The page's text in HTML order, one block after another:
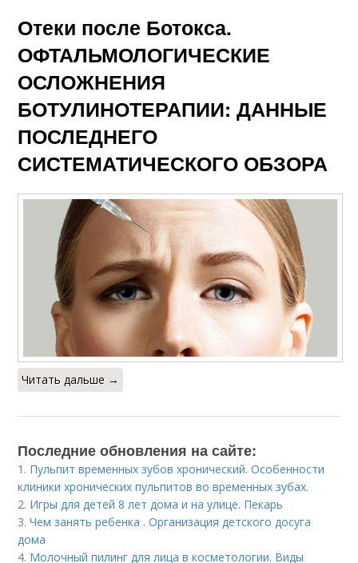
Отеки после Ботокса.
ОФТАЛЬМОЛОГИЧЕСКИЕ
ОСЛОЖНЕНИЯ
БОТУЛИНОТЕРАПИИ: ДАННЫЕ
ПОСЛЕДНЕГО
СИСТЕМАТИЧЕСКОГО ОБЗОРА
Читать дальше →
Последние обновления на сайте:
1. Пульпит временных зубов хронический. Особенности
клиники хронических пульпитов во временных зубах.
2. Игры для детей 8 лет дома и на улице. Пекарь
3.Чем занять ребенка . Организация детского досуга
дома
4. Молочный пилинг для лица в косметологии. Виды